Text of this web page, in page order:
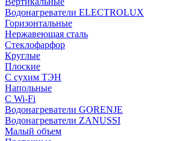
Водонагреватели ELECTROLUX
Горизонтальные
Нержавеющая сталь
Стеклофарфор
Круглые
Плоские
С сухим ТЭН
Напольные
С Wi-Fi
Водонагреватели GORENJE
Водонагреватели ZANUSSI
Малый объем